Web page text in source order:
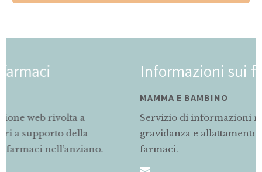
Informazioni sui farmaci
Servizio di informazioni rivolto alle mamme in
gravidanza e allattamento sul corretto uso dei
farmaci.